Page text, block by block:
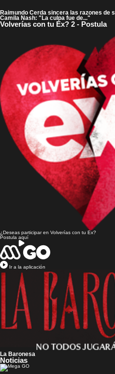
Raimundo Cerda sincera las razones de
Camila Nash: "La culpa fue de..."
Volverías con tu Ex? 2 - Postula
¿Deseas participar en Volverías con tu Ex?
Postula aquí
Ir a la aplicación
La Baronesa
Noticias